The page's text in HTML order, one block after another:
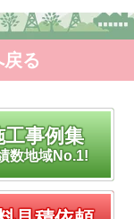
る
工事例集
数地域No.1!